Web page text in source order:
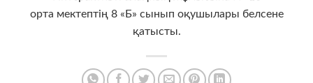
орта мектептің 8 «Б» сынып оқушылары белсене
қатысты.